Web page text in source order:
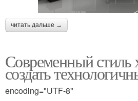
читать дальше →
Современный стиль
создать
encoding="UTF-8"